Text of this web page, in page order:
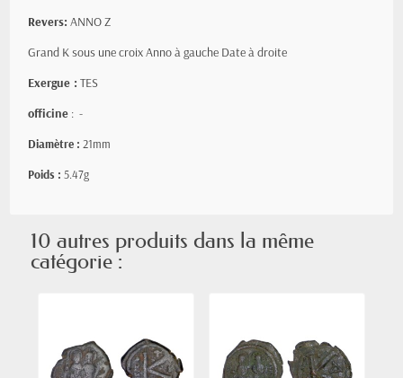
Revers: ANNO Z
Grand K sous une croix Anno à gauche Date à droite
Exergue : TES
officine : -
Diamètre : 21mm
Poids : 5.47g
10 autres produits dans la même
catégorie :